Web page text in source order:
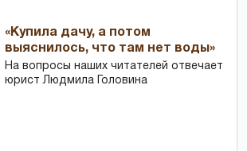
«Купила дачу, а потом
выяснилось, что там нет воды»
На вопросы наших читателей отвечает
юрист Людмила Головина